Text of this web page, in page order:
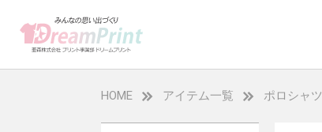
HOME アイテム一覧 ポロシャツ